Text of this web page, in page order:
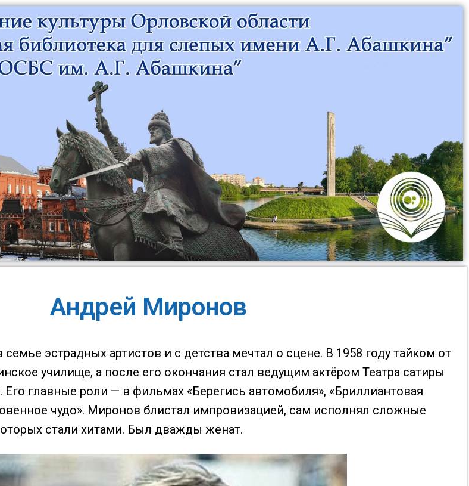
Андрей Миронов
эстрадных артистов и с детства мечтал о сцене. В 1958 году тайком от
училище, а после его окончания стал ведущим актёром Театра сатиры
Его главные роли — в фильмах «Берегись автомобиля», «Бриллиантовая
чудо». Миронов блистал импровизацией, сам исполнял сложные
стали хитами. Был дважды женат.